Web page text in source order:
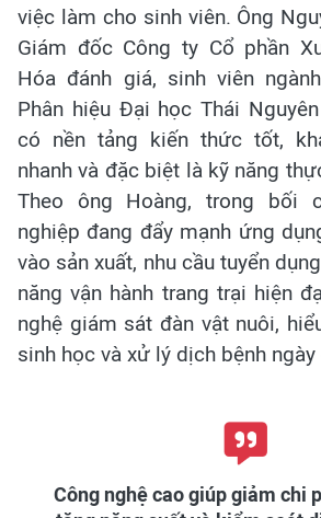
việc làm cho sinh viên. Ông
Giám đốc Công ty Cổ phần
Hóa đánh giá, sinh viên
Phân hiệu Đại học Thái
có nền tảng kiến thức tốt,
nhanh và đặc biệt là kỹ năng
Theo ông Hoàng, trong bối
nghiệp đang đẩy mạnh ứng
vào sản xuất, nhu cầu tuyển
năng vận hành trang trại hiện
nghệ giám sát đàn vật nuôi,
sinh học và xử lý dịch bệnh
Công nghệ cao giúp giảm chi